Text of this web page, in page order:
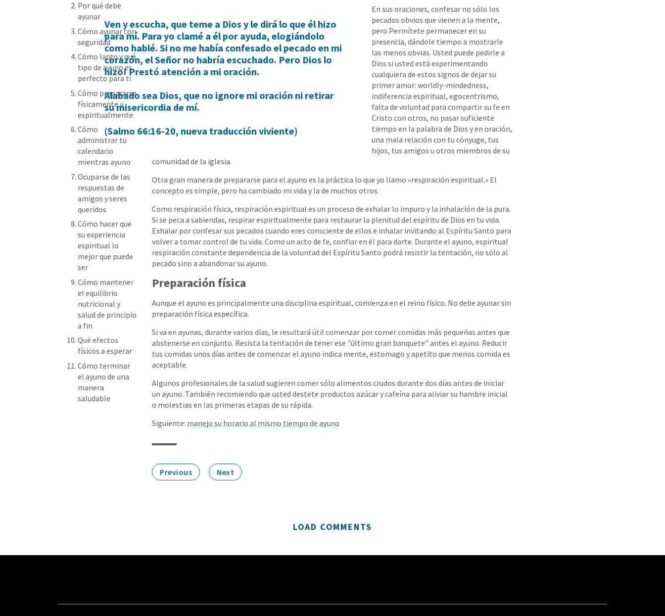
Por qué debe
ayunar
Cómo ayunar con
seguridad
Cómo largo y qué
tipo de ayuno es
perfecto para ti
Cómo prepararse
físicamente y
espiritualmente
Cómo
administrar tu
calendario
mientras ayuno
Ocuparse de las
respuestas de
amigos y seres
queridos
Cómo hacer que
su experiencia
espiritual lo
mejor que puede
ser
Cómo mantener
el equilibrio
nutricional y
salud de principio
a fin
Qué efectos
físicos a esperar
Cómo terminar
el ayuno de una
manera
saludable
Ven y escucha, que teme a Dios y le dirá lo que él hizo
para mí. Para yo clamé a él por ayuda, elogiándolo
como hablé. Si no me había confesado el pecado en mi
corazón, el Señor no habría escuchado. Pero Dios lo
hizo! Prestó atención a mi oración.
Alabado sea Dios, que no ignore mi oración ni retirar
su misericordia de mí.
(Salmo 66:16-20, nueva traducción viviente)
En sus oraciones, confesar no sólo los
pecados obvios que vienen a la mente,
pero Permítete permanecer en su
presencia, dándole tiempo a mostrarle
las menos obvias. Usted puede pedirle a
Dios si usted está experimentando
cualquiera de estos signos de dejar su
primer amor: worldly-mindedness,
indiferencia espiritual, egocentrismo,
falta de voluntad para compartir su fe en
Cristo con otros, no pasar suficiente
tiempo en la palabra de Dios y en oración,
una mala relación con tu cónyuge, tus
hijos, tus amigos u otros miembros de su
comunidad de la iglesia.
Otra gran manera de prepararse para el ayuno es la práctica lo que yo llamo «respiración espiritual.» El
concepto es simple, pero ha cambiado mi vida y la de muchos otros.
Como respiración física, respiración espiritual es un proceso de exhalar lo impuro y la inhalación de la pura.
Si se peca a sabiendas, respirar espiritualmente para restaurar la plenitud del espíritu de Dios en tu vida.
Exhalar por confesar sus pecados cuando eres consciente de ellos e inhalar invitando al Espíritu Santo para
volver a tomar control de tu vida. Como un acto de fe, confiar en él para darte. Durante el ayuno, espiritual
respiración constante dependencia de la voluntad del Espíritu Santo podrá resistir la tentación, no sólo al
pecado sino a abandonar su ayuno.
Preparación física
Aunque el ayuno es principalmente una disciplina espiritual, comienza en el reino físico. No debe ayunar sin
preparación física específica.
Si va en ayunas, durante varios días, le resultará útil comenzar por comer comidas más pequeñas antes que
abstenerse en conjunto. Resista la tentación de tener ese "último gran banquete" antes el ayuno. Reducir
tus comidas unos días antes de comenzar el ayuno indica mente, estomago y apetito que menos comida es
aceptable.
Algunos profesionales de la salud sugieren comer sólo alimentos crudos durante dos días antes de iniciar
un ayuno. También recomiendo que usted destete productos azúcar y cafeína para aliviar su hambre inicial
o molestias en las primeras etapas de su rápida.
Siguiente: manejo su horario al mismo tiempo de ayuno
Previous Next
LOAD COMMENTS